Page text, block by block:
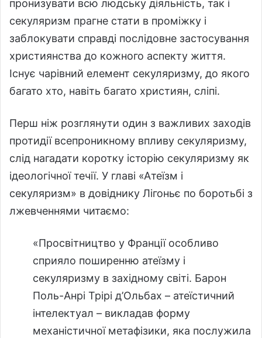
пронизувати всю людську діяльність, так і
секуляризм прагне стати в проміжку і
заблокувати справді послідовне застосування
християнства до кожного аспекту життя.
Існує чарівний елемент секуляризму, до якого
багато хто, навіть багато християн, сліпі.
Перш ніж розглянути один з важливих заходів
протидії всепроникному впливу секуляризму,
слід нагадати коротку історію секуляризму як
ідеологічної течії. У главі «Атеїзм і
секуляризм» в довіднику Лігоньє по боротьбі з
лжевченнями читаємо:
«Просвітництво у Франції особливо
сприяло поширенню атеїзму і
секуляризму в західному світі. Барон
Поль-Анрі Трірі д’Ольбах – атеїстичний
інтелектуал – викладав форму
механістичної метафізики, яка послужила